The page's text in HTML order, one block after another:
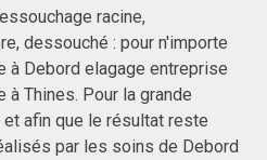
racine,
dessouché : pour n'importe
à Debord elagage entreprise
Thines. Pour la grande
afin que le résultat reste
par les soins de Debord